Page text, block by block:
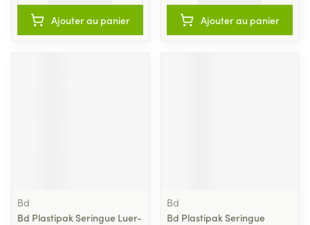
Ajouter au panier Ajouter au panier
Bd
Bd Plastipak Seringue Luer-
Bd
Bd Plastipak Seringue